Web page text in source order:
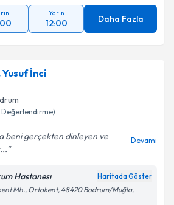
Yarın
12:00 Daha Fazla
Yusuf İnci
Değerlendirme)
beni gerçekten dinleyen ve
Devamı
Hastanesı Haritada Göster
Mh., Ortakent, 48420 Bodrum/Muğla,